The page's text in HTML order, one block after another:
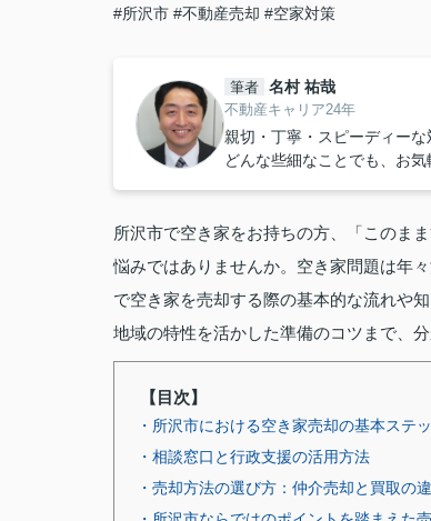
#所沢市 #不動産売却 #空家対策
筆者 名村 祐哉
不動産キャリア24年
親切・丁寧・スピーディーな
どんな些細なことでも、お
所沢市で空き家をお持ちの方、「このま
悩みではありませんか。空き家問題は年
で空き家を売却する際の基本的な流れや
地域の特性を活かした準備のコツまで、
【目次】
・所沢市における空き家売却の基本ステ
・相談窓口と行政支援の活用方法
・売却方法の選び方：仲介売却と買取の